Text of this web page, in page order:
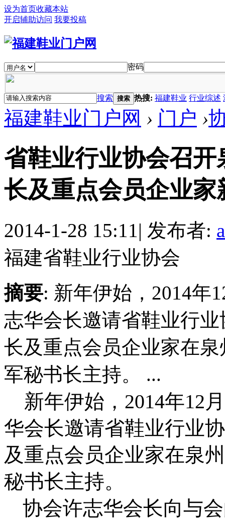
设为首页收藏本站
开启辅助访问 我要投稿
密码
搜索 搜索 热搜: 福建鞋业 行业综述
福建鞋业门户网 › 门户 ›
省鞋业行业协会召
长及重点会员企业家
2014-1-28 15:11| 发布者:
福建省鞋业行业协会
摘要: 新年伊始，2014年
志华会长邀请省鞋业行
长及重点会员企业家在
军秘书长主持。 ...
新年伊始， 2014年12 月
华会长邀请省鞋业行业
及重点会员企业家在泉
秘书长主持。
协会许志华会长向与